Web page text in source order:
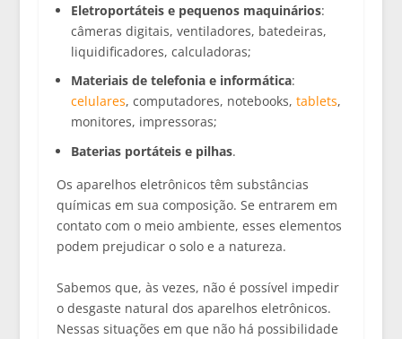
Eletroportáteis e pequenos maquinários:
câmeras digitais, ventiladores, batedeiras,
liquidificadores, calculadoras;
Materiais de telefonia e informática:
celulares, computadores, notebooks, tablets,
monitores, impressoras;
Baterias portáteis e pilhas.
Os aparelhos eletrônicos têm substâncias
químicas em sua composição. Se entrarem em
contato com o meio ambiente, esses elementos
podem prejudicar o solo e a natureza.
Sabemos que, às vezes, não é possível impedir
o desgaste natural dos aparelhos eletrônicos.
Nessas situações em que não há possibilidade